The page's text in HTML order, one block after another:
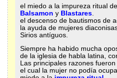
el miedo a la impureza ritual
Balsamon y Blastares.
el descenso de bautismos de
la ayuda de mujeres
Sirios antíguos.
Siempre ha habido mucha
de la iglesia de habla latina,
Las principales razones
el cual la mujer no podía